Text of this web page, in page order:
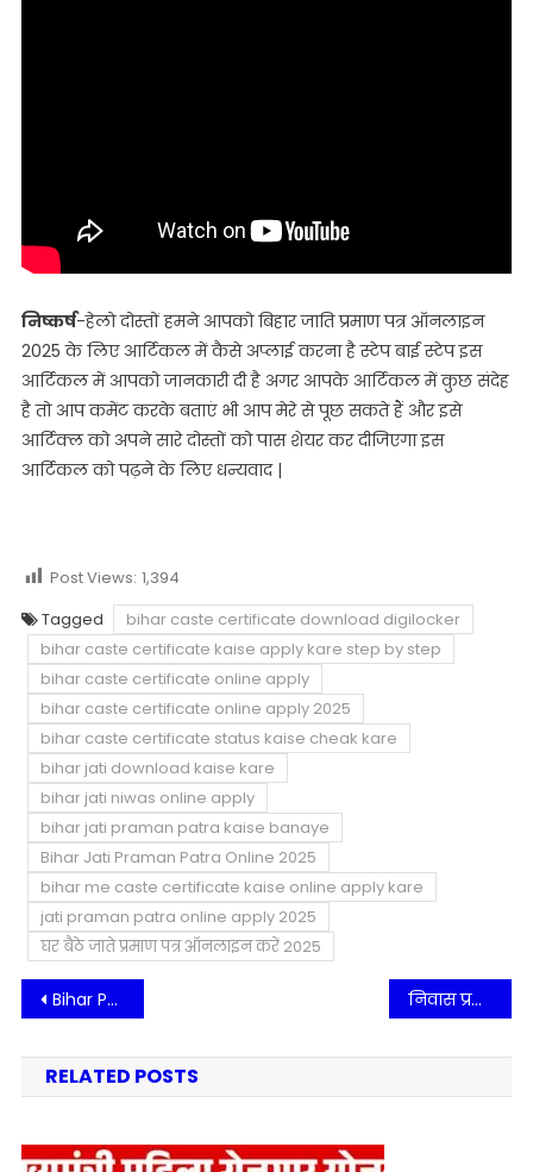
निष्कर्ष-हेलो दोस्तों हमने आपको बिहार जाति प्रमाण पत्र ऑनलाइन
2025 के लिए आर्टिकल में कैसे अप्लाई करना है स्टेप बाई स्टेप इस
आर्टिकल में आपको जानकारी दी है अगर आपके आर्टिकल में कुछ संदेह
है तो आप कमेंट करके बताएं भी आप मेरे से पूछ सकते हैं और इसे
आर्टिक्ल को अपने सारे दोस्तों को पास शेयर कर दीजिएगा इस
आर्टिकल को पढ़ने के लिए धन्यवाद |
Post Views: 1,394
Tagged
bihar caste certificate download digilocker
bihar caste certificate kaise apply kare step by step
bihar caste certificate online apply
bihar caste certificate online apply 2025
bihar caste certificate status kaise cheak kare
bihar jati download kaise kare
bihar jati niwas online apply
bihar jati praman patra kaise banaye
Bihar Jati Praman Patra Online 2025
bihar me caste certificate kaise online apply kare
jati praman patra online apply 2025
घर बैठे जाते प्रमाण पत्र ऑनलाइन करें 2025
Post
navigation
Bihar Post Matric Scholarship 2024-25 Online Apply निवास प्रमाण पत्र कैसे बनाएं Bihar Niwas Praman Patra Online 2025
RELATED POSTS